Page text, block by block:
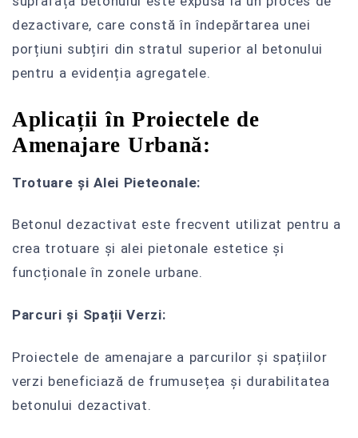
dezactivare, care constă în îndepărtarea unei
porțiuni subțiri din stratul superior al betonului
pentru a evidenția agregatele.
Aplicații în Proiectele de
Amenajare Urbană:
Trotuare și Alei Pieteonale:
Betonul dezactivat este frecvent utilizat pentru a
crea trotuare și alei pietonale estetice și
funcționale în zonele urbane.
Parcuri și Spații Verzi:
Proiectele de amenajare a parcurilor și spațiilor
verzi beneficiază de frumusețea și durabilitatea
betonului dezactivat.